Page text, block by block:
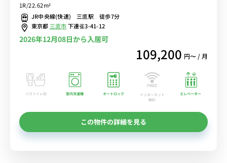
好立地。新宿・東京方面へも乗り換えなしでアクセス可能。物件近く
にコンビニ有■選べるWi-Fi格安レンタル中！
1R/22.62m²
JR中央線(快速) 三鷹駅 徒歩7分
東京都 三鷹市下連雀3-41-12
2026年12月08日から入居可
109,200 円〜 / 月
バストイレ別 室内洗濯機 オートロック
インターネット
無料
エレベーター
この物件の詳細を見る